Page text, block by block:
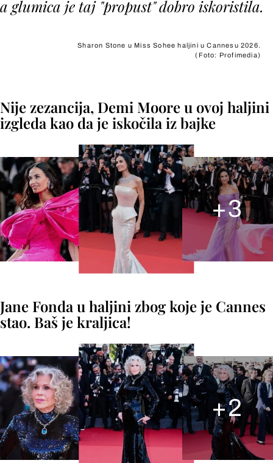
a glumica je taj "propust" dobro iskoristila.
Sharon Stone u Miss Sohee haljini u Cannesu 2026.
(Foto: Profimedia)
Nije zezancija, Demi Moore u ovoj haljini
izgleda kao da je iskočila iz bajke
+3
Jane Fonda u haljini zbog koje je Cannes
stao. Baš je kraljica!
+2